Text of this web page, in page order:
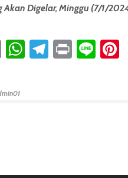
Digelar, Minggu (7/1/
EmailWhatsApp
Telegram
Print
Line